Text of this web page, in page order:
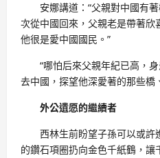
安娜講道：“父親對中國有
次從中國回來，父親老是帶著欣
他很是愛中國國民。”
“哪怕后來父親年紀已高，
去中國，探望他深愛著的那些橋
外公遺愿的繼續者
西林生前盼望子孫可以或許
的鑽石項圈扔向金色千紙鶴，讓